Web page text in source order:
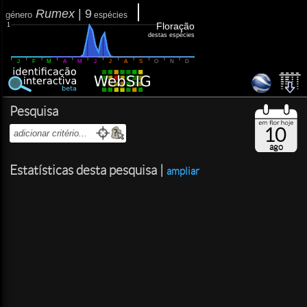
género Rumex| 9 espécies
1
J F M A M J J A S O N D
Floração
destas espécies
Pesquisa
Estatísticas desta pesquisa | ampliar
10
ago